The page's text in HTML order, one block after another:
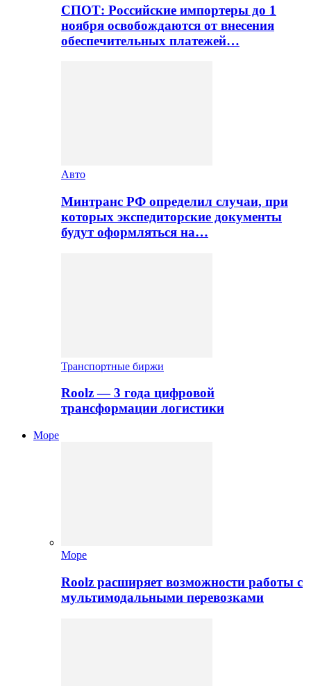
СПОТ: Российские импортеры до 1
ноября освобождаются от внесения
обеспечительных платежей…
Авто
Минтранс РФ определил случаи, при
которых экспедиторские документы
будут оформляться на…
Транспортные биржи
Roolz — 3 года цифровой
трансформации логистики
Море
Море
Roolz расширяет возможности работы с
мультимодальными перевозками